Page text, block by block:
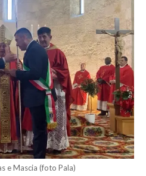
e Mascia (foto Pala)